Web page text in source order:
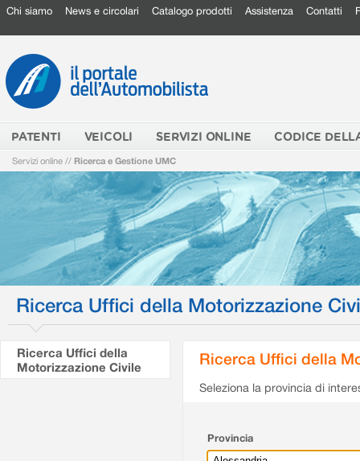
Chi siamo News e circolari Catalogo prodotti Assistenza Contatti
PATENTI VEICOLI SERVIZI ONLINE CODICE
Servizi online // Ricerca e Gestione UMC
Ricerca Uffici della Motorizzazione
Ricerca Uffici della
Motorizzazione Civile
Ricerca Uffici della
Seleziona la provincia di
Provincia